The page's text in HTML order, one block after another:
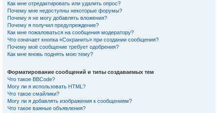
Как мне отредактировать или удалить опрос?
Почему мне недоступны некоторые форумы?
Почему я не могу добавлять вложения?
Почему я получил предупреждение?
Как мне пожаловаться на сообщения модератору?
Что означает кнопка «Сохранить» при создании сообщения?
Почему моё сообщение требует одобрения?
Как мне вновь поднять мою тему?
Форматирование сообщений и типы создаваемых тем
Что такое BBCode?
Могу ли я использовать HTML?
Что такое смайлики?
Могу ли я добавлять изображения к сообщениям?
Что такое важные объявления?